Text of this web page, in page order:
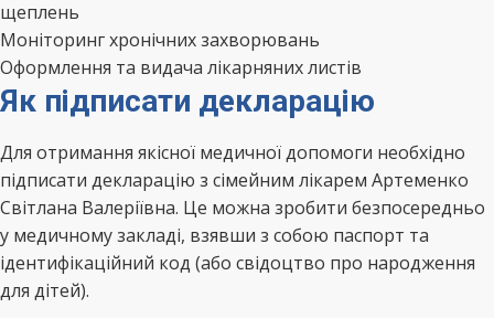
щеплень
Моніторинг хронічних захворювань
Оформлення та видача лікарняних листів
Як підписати декларацію
Для отримання якісної медичної допомоги необхідно
підписати декларацію з сімейним лікарем Артеменко
Світлана Валеріївна. Це можна зробити безпосередньо
у медичному закладі, взявши з собою паспорт та
ідентифікаційний код (або свідоцтво про народження
для дітей).